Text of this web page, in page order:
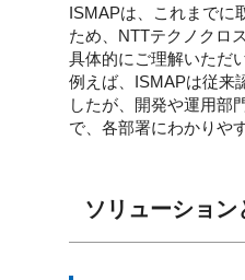
ISMAPは、これまでに
ため、NTTテクノクロ
具体的にご理解いただ
例えば、ISMAPは従来
したが、開発や運用部
で、各部署にわかりや
ソリューション